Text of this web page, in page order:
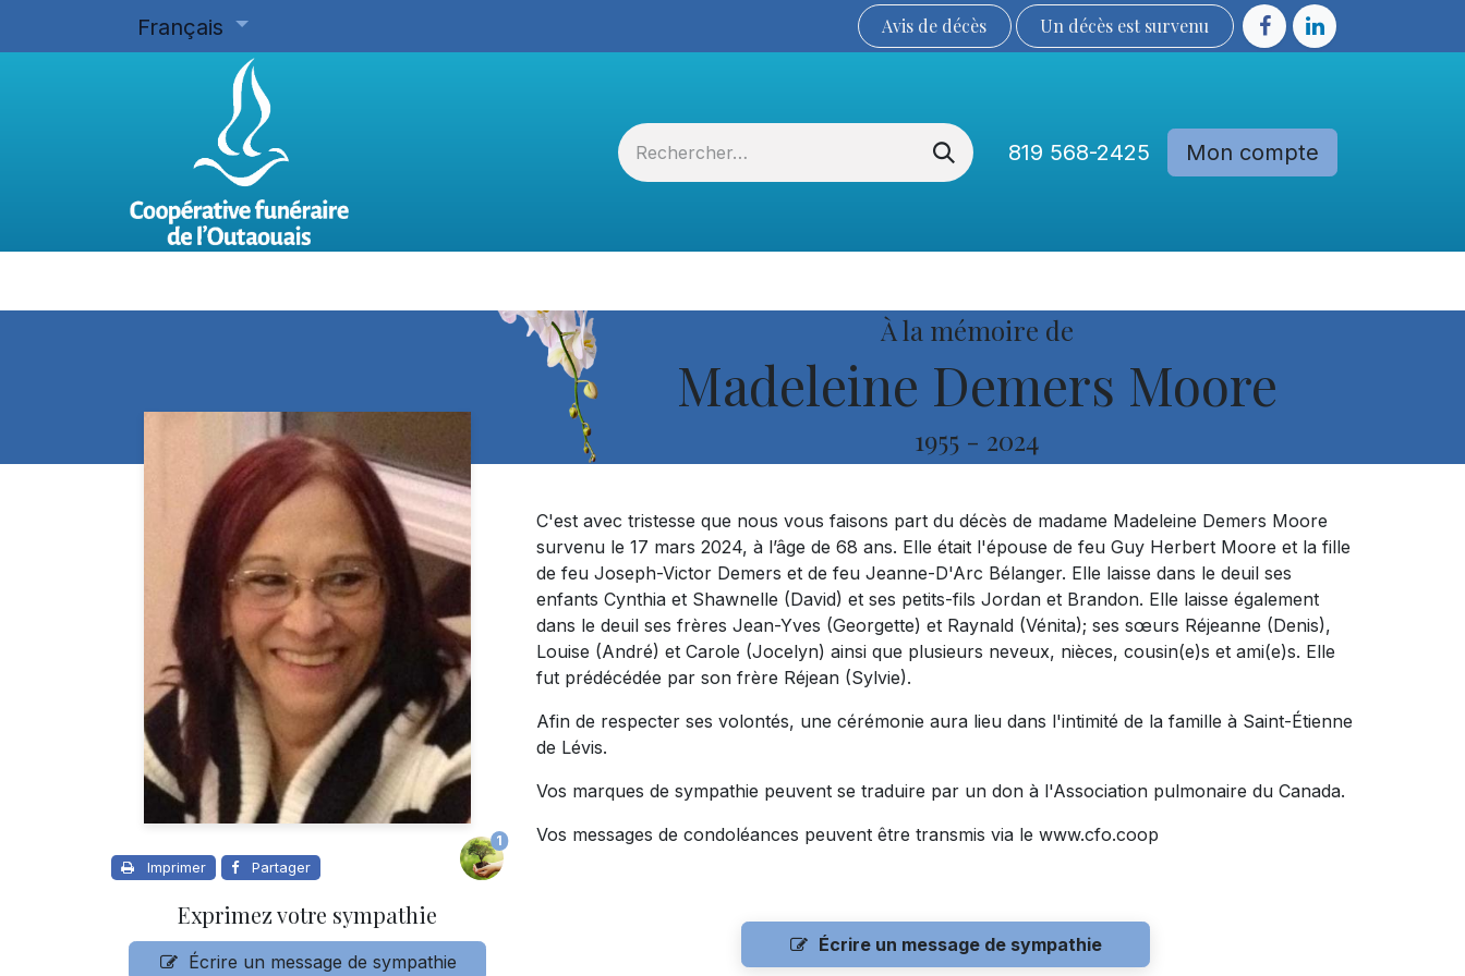
Français Avis de décès Un décès est sur​​​​​​​​ve​nu​​​​​​​​​​
819 568-2425 Mon compte
À la mémoire de
Madeleine Demers Moore
1955 - 2024
Imprimer Partager
1
Exprimez votre sympathie
Écrire un message de sympathie
C'est avec tristesse que nous vous faisons part du décès de madame Madeleine Demers Moore
survenu le 17 mars 2024, à l’âge de 68 ans. Elle était l'épouse de feu Guy Herbert Moore et la fille
de feu Joseph-Victor Demers et de feu Jeanne-D'Arc Bélanger. Elle laisse dans le deuil ses
enfants Cynthia et Shawnelle (David) et ses petits-fils Jordan et Brandon. Elle laisse également
dans le deuil ses frères Jean-Yves (Georgette) et Raynald (Vénita); ses sœurs Réjeanne (Denis),
Louise (André) et Carole (Jocelyn) ainsi que plusieurs neveux, nièces, cousin(e)s et ami(e)s. Elle
fut prédécédée par son frère Réjean (Sylvie).
Afin de respecter ses volontés, une cérémonie aura lieu dans l'intimité de la famille à Saint-Étienne
de Lévis.
Vos marques de sympathie peuvent se traduire par un don à l'Association pulmonaire du Canada.
Vos messages de condoléances peuvent être transmis via le www.cfo.coop
Écrire un message de sympathie